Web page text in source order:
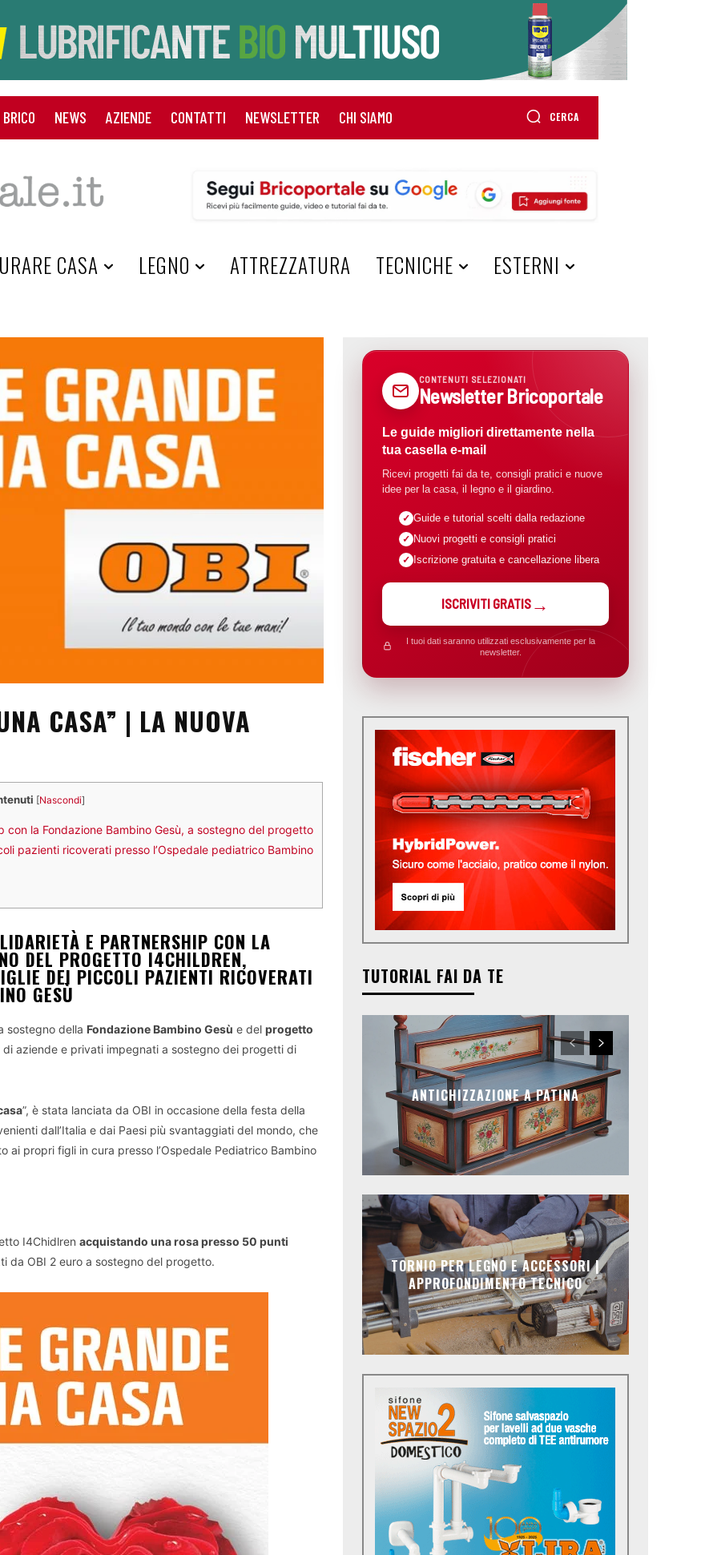
NEWS AZIENDE CONTATTI NEWSLETTER CHI SIAMO CERCA
CASA LEGNO ATTREZZATURA TECNICHE ESTERNI
CASA” | LA NUOVA
[Nascondi]
la Fondazione Bambino Gesù, a sostegno del progetto
pazienti ricoverati presso l’Ospedale pediatrico Bambino
E PARTNERSHIP CON LA
DEL PROGETTO I4CHILDREN,
DEI PICCOLI PAZIENTI RICOVERATI
GESÙ
sostegno della Fondazione Bambino Gesù e del progetto
aziende e privati impegnati a sostegno dei progetti di
”, è stata lanciata da OBI in occasione della festa della
dall’Italia e dai Paesi più svantaggiati del mondo, che
propri figli in cura presso l’Ospedale Pediatrico Bambino
I4Chidlren acquistando una rosa presso 50 punti
da OBI 2 euro a sostegno del progetto.
CONTENUTI SELEZIONATI
Newsletter Bricoportale
Le guide migliori direttamente nella
tua casella e-mail
Ricevi progetti fai da te, consigli pratici e nuove
idee per la casa, il legno e il giardino.
Guide e tutorial scelti dalla redazione
Nuovi progetti e consigli pratici
Iscrizione gratuita e cancellazione libera
ISCRIVITI GRATIS
I tuoi dati saranno utilizzati esclusivamente per la
newsletter.
TUTORIAL FAI DA TE
ANTICHIZZAZIONE A PATINA
TORNIO PER LEGNO E ACCESSORI |
APPROFONDIMENTO TECNICO